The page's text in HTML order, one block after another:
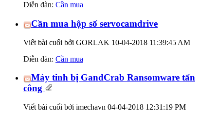
Diễn đàn: Cần mua
Cần mua hộp số servocamdrive
Viết bài cuối bởi GORLAK 10-04-2018 11:39:45 AM
Diễn đàn: Cần mua
Máy tinh bị GandCrab Ransomware tấn
công
Viết bài cuối bởi imechavn 04-04-2018 12:31:19 PM